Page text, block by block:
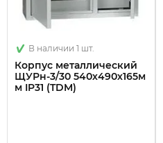
В наличии 1 шт.
Корпус металлический
ЩУРн-3/30 540х490х165м
м IP31 (TDM)